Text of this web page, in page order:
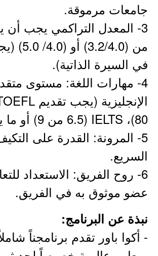
جامعات مرموقة.
3- المعدل التراكمي يجب أن
من (3.2/
في السيرة الذاتية).
4- مهارات اللغة: مستوى
80)، IELTS (6.5 من 9) أو ما يعادلها.
5- المرونة: القدرة على
السريع.
6- روح الفريق: الاستعداد
عضو موثوق به في الفريق.
نبذة عن البرنامج:
- أكوا باور تقدم برنامجناً